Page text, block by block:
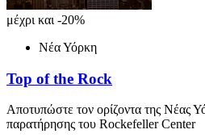
μέχρι και -20%
Νέα Υόρκη
Top of the Rock
Αποτυπώστε τον ορίζοντα της Νέας
παρατήρησης του Rockefeller Center